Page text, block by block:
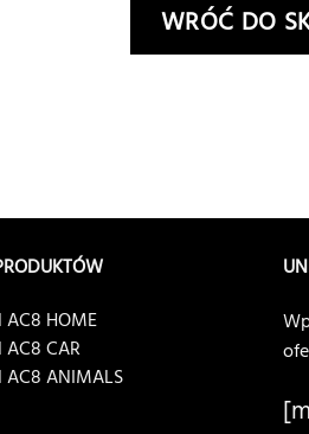
WRÓĆ DO
AC8 HOME
CAR
AC8 ANIMALS